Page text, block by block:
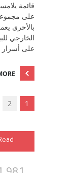
قائمة
على
بالأحرى
الخارجي
على أسرار
1
2